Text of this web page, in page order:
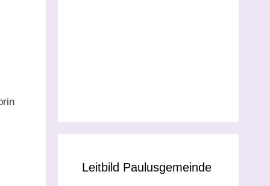
Leitbild Paulusgemeinde